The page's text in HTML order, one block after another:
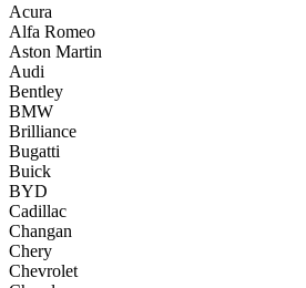
Acura
Alfa Romeo
Aston Martin
Audi
Bentley
BMW
Brilliance
Bugatti
Buick
BYD
Cadillac
Changan
Chery
Chevrolet